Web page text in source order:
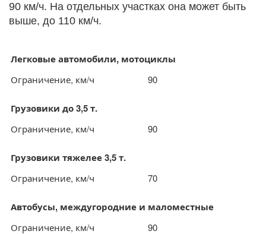
90 км/ч. На отдельных участках она может быть
выше, до 110 км/ч.
Легковые автомобили, мотоциклы
Ограничение, км/ч 90
Грузовики до 3,5 т.
Ограничение, км/ч 90
Грузовики тяжелее 3,5 т.
Ограничение, км/ч 70
Автобусы, междугородние и маломестные
Ограничение, км/ч 90